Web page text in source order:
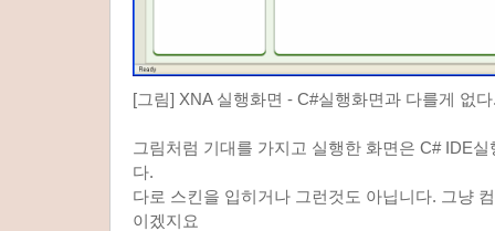
[그림] XNA 실행화면 - C#실행화면과 다를게 없
그림처럼 기대를 가지고 실행한 화면은 C# IDE
다.
다로 스킨을 입히거나 그런것도 아닙니다. 그냥
이겠지요